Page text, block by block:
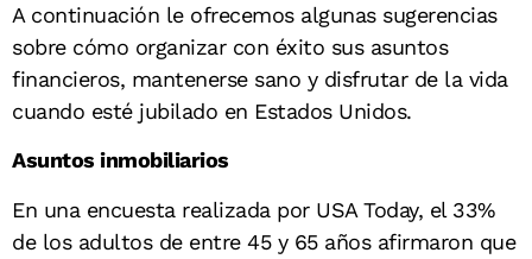
A continuación le ofrecemos algunas sugerencias
sobre cómo organizar con éxito sus asuntos
financieros, mantenerse sano y disfrutar de la vida
cuando esté jubilado en Estados Unidos.
Asuntos inmobiliarios
En una encuesta realizada por USA Today, el 33%
de los adultos de entre 45 y 65 años afirmaron que